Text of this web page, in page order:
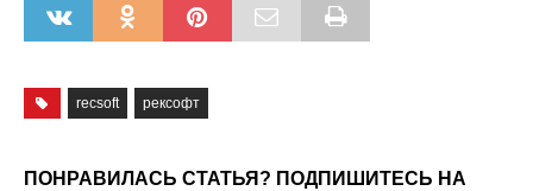
recsoft рексофт
ПОНРАВИЛАСЬ СТАТЬЯ? ПОДПИШИТЕСЬ НА